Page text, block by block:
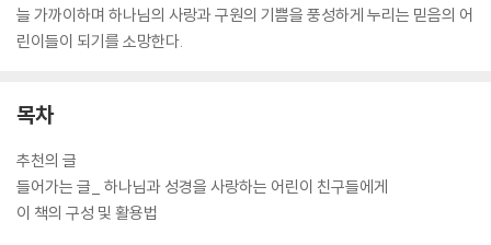
늘 가까이하며 하나님의 사랑과 구원의 기쁨을 풍성하게 누리는 믿음의 어
린이들이 되기를 소망한다.
목차
추천의 글
들어가는 글_ 하나님과 성경을 사랑하는 어린이 친구들에게
이 책의 구성 및 활용법